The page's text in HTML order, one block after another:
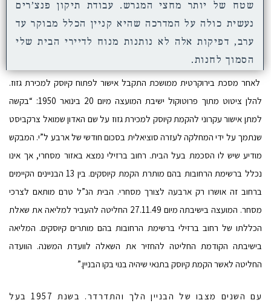
שטח של יותר מחצי המגרש. עבודת תיקון פנצ’רים
נעשית כולה על המדרכה שהיא קניין הכלל מבוקר עד
ערב, דפיקות אלה לא נותנות מנוח לדיירי הבית שלי
הסמוך לחנות.
לאחר מסכת בירוקרטית ממושכת התקבל אישור לפתוח קיוסק למכירת גזוז.
להלן ציטוט מתוך פרוטוקול ישיבת המועצה מיום 20 בינואר 1950: “בקשה
למתן אישור עקרוני להקמת קיוסק למכירת גזוז על שם האדון שמואל צרקביסט
שנתמך על ידי המחלקה לעזרה סוציאלית בסכום חודשי של ארבע ל”י. המבקש
מודיע שיש לו הסכמת בעל הבית. רחוב ברזילי נמצא באזור מסחרי, אך אינו
נכלל ברשימת הרחובות בהם מותרת הקמת קיוסקים. בין 13 הבניינים הקיימים
ברחוב זה אושרו רק ארבעה לצורך מסחרי. הבית הנ”ל טרם מותאם לצרכי
מסחר. המועצה בישיבתה מיום 27.11.49 החליטה להעביר למליאה את שאלת
הכללתו של רחוב ברזילי ברשימת הרחובות בהם מותרים קיוסקים. המליאה
בישיבתה הקודמת החליטה להחזיר את השאלה לוועדת המשנה. הוועדה
החליטה לאשר הקמת קיוסק בתנאי שיהיה בנוי בקו הבניין.”
עם השנים מצבו של הבניין הלך והתדרדר. בשנת 1957 בעל